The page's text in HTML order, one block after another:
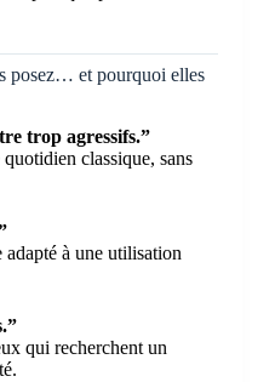
posez… et pourquoi elles
trop agressifs.”
classique, sans
à une utilisation
qui recherchent un